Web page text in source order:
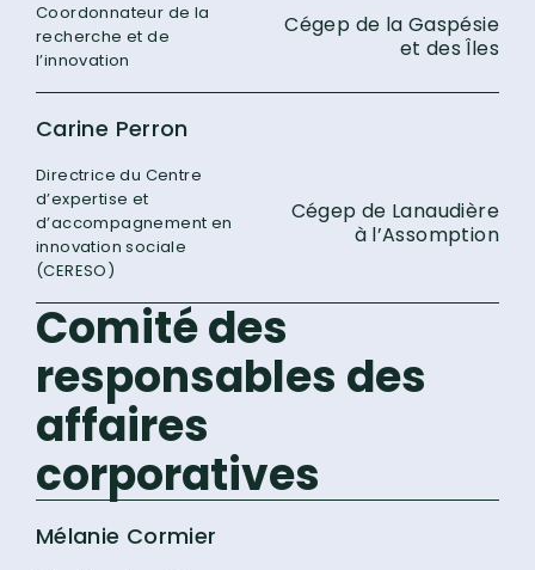
Coordonnateur de la
recherche et de
l’innovation
Cégep de la Gaspésie
et des Îles
Carine Perron
Directrice du Centre
d’expertise et
d’accompagnement en
innovation sociale
(CERESO)
Cégep de Lanaudière
à l’Assomption
Comité des
responsables des
affaires
corporatives
Mélanie Cormier